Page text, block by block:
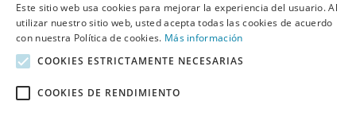
Reglas de publicación
Información legal
Declaración de cookies
Este sitio web usa cookies para mejorar la experiencia del usuario. Al
utilizar nuestro sitio web, usted acepta todas las cookies de acuerdo
con nuestra Política de cookies. Más información
COOKIES ESTRICTAMENTE NECESARIAS
COOKIES DE RENDIMIENTO